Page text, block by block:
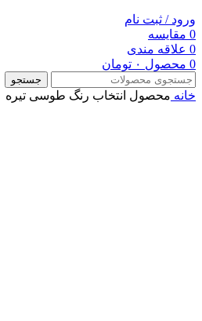
ورود / ثبت نام
0 مقایسه
0 علاقه مندی
0 محصول ۰ تومان
جستجو
خانه محصول انتخاب رنگ طوسی تیره